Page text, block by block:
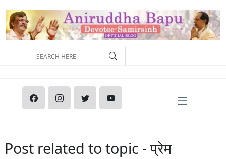
Post related to topic - प्रेम